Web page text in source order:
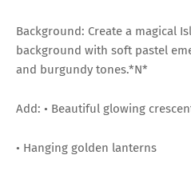
Background: Create a magical
background with soft pastel
and burgundy tones.*N*
Add: • Beautiful glowing
• Hanging golden lanterns